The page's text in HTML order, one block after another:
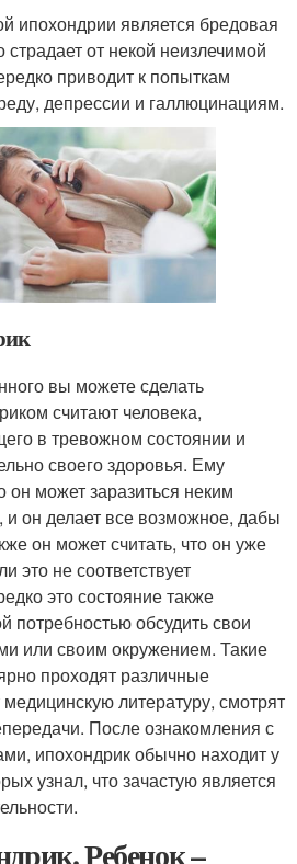
ипохондрии является бредовая
от некой неизлечимой
приводит к попыткам
депрессии и галлюцинациям.
вы можете сделать
считают человека,
в тревожном состоянии и
своего здоровья. Ему
он может заразиться неким
и он делает все возможное, дабы
он может считать, что он уже
это не соответствует
это состояние также
потребностью обсудить свои
или своим окружением. Такие
проходят различные
литературу, смотрят
После ознакомления с
ипохондрик обычно находит у
узнал, что зачастую является
Ребенок –